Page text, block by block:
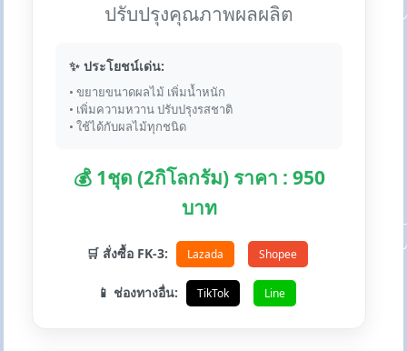
ปรับปรุงคุณภาพผลผลิต
✨ ประโยชน์เด่น:
• ขยายขนาดผลไม้ เพิ่มน้ำหนัก
• เพิ่มความหวาน ปรับปรุงรสชาติ
• ใช้ได้กับผลไม้ทุกชนิด
💰 1ชุด (2กิโลกรัม) ราคา : 950
บาท
🛒 สั่งซื้อ FK-3: Lazada Shopee
📱 ช่องทางอื่น: TikTok Line